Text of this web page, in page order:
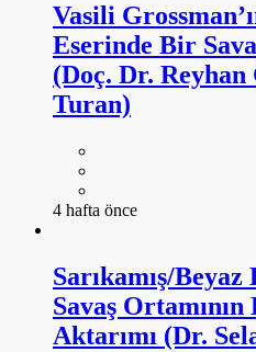
Vasili
Eserinde Bir
(Doç. Dr.
Turan)
4 hafta önce
Sarıkamış/
Savaş
Aktarımı (Dr.